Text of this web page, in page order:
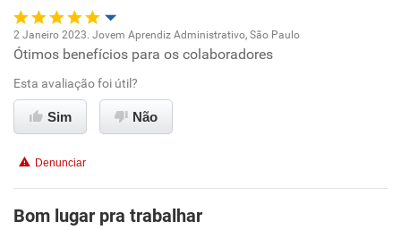
Oportunidade de promoção
Ambiente de trabalho
Benefícios
2 Janeiro 2023. Jovem Aprendiz Administrativo, São Paulo
Ótimos benefícios para os colaboradores
Esta avaliação foi útil?
Sim Não
Denunciar
Bom lugar pra trabalhar